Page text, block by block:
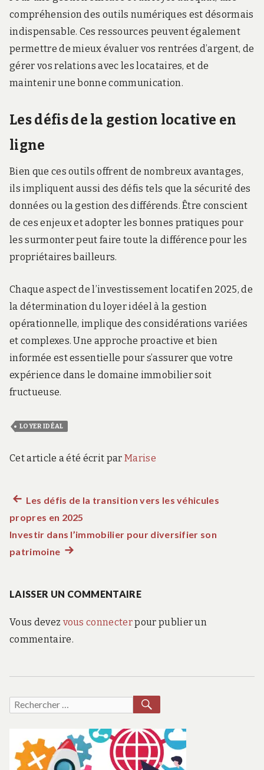
compréhension des outils numériques est désormais
indispensable. Ces ressources peuvent également
permettre de mieux évaluer vos rentrées d’argent, de
gérer vos relations avec les locataires, et de
maintenir une bonne communication.
Les défis de la gestion locative en
ligne
Bien que ces outils offrent de nombreux avantages,
ils impliquent aussi des défis tels que la sécurité des
données ou la gestion des différends. Être conscient
de ces enjeux et adopter les bonnes pratiques pour
les surmonter peut faire toute la différence pour les
propriétaires bailleurs.
Chaque aspect de l’investissement locatif en 2025, de
la détermination du loyer idéel à la gestion
opérationnelle, implique des considérations variées
et complexes. Une approche proactive et bien
informée est essentielle pour s’assurer que votre
expérience dans le domaine immobilier soit
fructueuse.
LOYER IDÉAL
Cet article a été écrit par Marise
Navigation
de
Article
précédent :
Les défis de la transition vers les véhicules
propres en 2025
Investir dans l’immobilier pour diversifier son
patrimoineArticle
LAISSER UN COMMENTAIRE
Vous devez vous connecterpour publier un
commentaire.
Recherche